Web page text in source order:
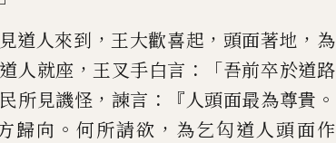
道人來到 ， 王大歡喜起 ， 頭面著地 ， 為
道人就座 ， 王叉手白言 ：「吾前卒於道路
所見譏怪 ， 諫言 ：『人頭面最為尊貴 。
歸向 。 何所請欲 ， 為乞匃道人頭面作